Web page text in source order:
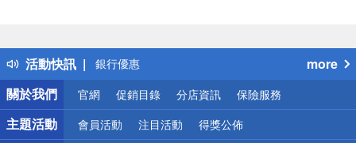
活動快訊
銀行優惠
偏遠地區配送
詐騙網頁！請小心！
more
關於我們
官網 促銷目錄 分店資訊 保險服務
主題活動 會員活動 注目活動 得獎公佈